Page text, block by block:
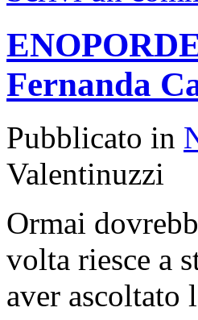
Fernanda
Pubblicato in
Valentinuzzi
Ormai
volta riesce a
aver ascoltato